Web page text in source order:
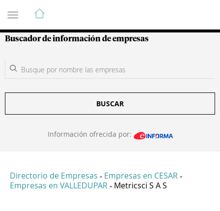
Guía de Empresas Colombianas
Buscador de información de empresas
BUSCAR
Información ofrecida por:
Directorio de Empresas - Empresas en CESAR -
Empresas en VALLEDUPAR - Metricsci S A S